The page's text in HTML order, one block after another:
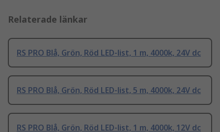
Relaterade länkar
RS PRO Blå, Grön, Röd LED-list, 1 m, 4000k, 24V dc
RS PRO Blå, Grön, Röd LED-list, 5 m, 4000k, 24V dc
RS PRO Blå, Grön, Röd LED-list, 1 m, 4000k, 12V dc